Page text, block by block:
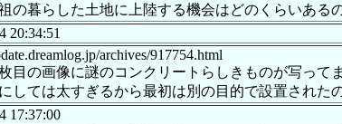
の暮らした土地に上陸する機会はどのくらいある
20:34:51
archives/917754.html
目の画像に謎のコンクリートらしきものが写って
しては太すぎるから最初は別の目的で設置された
17:37:00